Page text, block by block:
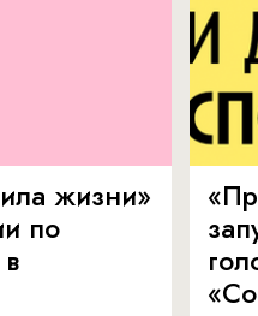
жизни»
по